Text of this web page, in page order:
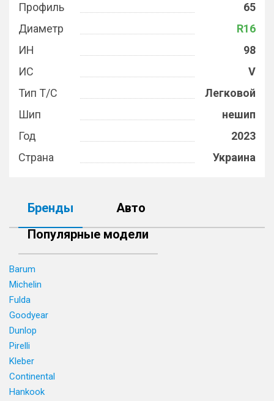
Профиль
65
Диаметр
R16
ИН
98
ИС
V
Тип Т/С
Легковой
Шип
нешип
Год
2023
Страна
Украина
Бренды
Авто
Популярные модели
Barum
Michelin
Fulda
Goodyear
Dunlop
Pirelli
Kleber
Continental
Hankook